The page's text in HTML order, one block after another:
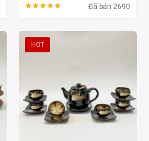
Đã bán 2690
HOT